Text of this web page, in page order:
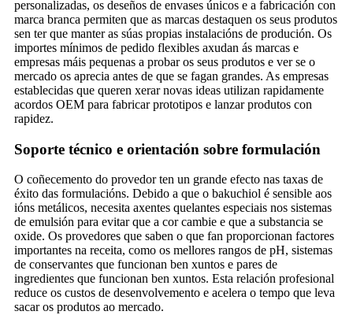
personalizadas, os deseños de envases únicos e a fabricación con
marca branca permiten que as marcas destaquen os seus produtos
sen ter que manter as súas propias instalacións de produción. Os
importes mínimos de pedido flexibles axudan ás marcas e
empresas máis pequenas a probar os seus produtos e ver se o
mercado os aprecia antes de que se fagan grandes. As empresas
establecidas que queren xerar novas ideas utilizan rapidamente
acordos OEM para fabricar prototipos e lanzar produtos con
rapidez.
Soporte técnico e orientación sobre formulación
O coñecemento do provedor ten un grande efecto nas taxas de
éxito das formulacións. Debido a que o bakuchiol é sensible aos
ións metálicos, necesita axentes quelantes especiais nos sistemas
de emulsión para evitar que a cor cambie e que a substancia se
oxide. Os provedores que saben o que fan proporcionan factores
importantes na receita, como os mellores rangos de pH, sistemas
de conservantes que funcionan ben xuntos e pares de
ingredientes que funcionan ben xuntos. Esta relación profesional
reduce os custos de desenvolvemento e acelera o tempo que leva
sacar os produtos ao mercado.